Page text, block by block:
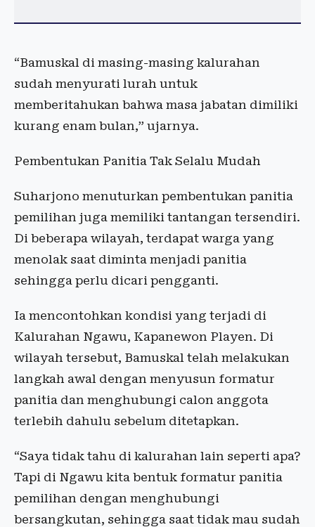
“Bamuskal di masing-masing kalurahan
sudah menyurati lurah untuk
memberitahukan bahwa masa jabatan dimiliki
kurang enam bulan,” ujarnya.
Pembentukan Panitia Tak Selalu Mudah
Suharjono menuturkan pembentukan panitia
pemilihan juga memiliki tantangan tersendiri.
Di beberapa wilayah, terdapat warga yang
menolak saat diminta menjadi panitia
sehingga perlu dicari pengganti.
Ia mencontohkan kondisi yang terjadi di
Kalurahan Ngawu, Kapanewon Playen. Di
wilayah tersebut, Bamuskal telah melakukan
langkah awal dengan menyusun formatur
panitia dan menghubungi calon anggota
terlebih dahulu sebelum ditetapkan.
“Saya tidak tahu di kalurahan lain seperti apa?
Tapi di Ngawu kita bentuk formatur panitia
pemilihan dengan menghubungi
bersangkutan, sehingga saat tidak mau sudah